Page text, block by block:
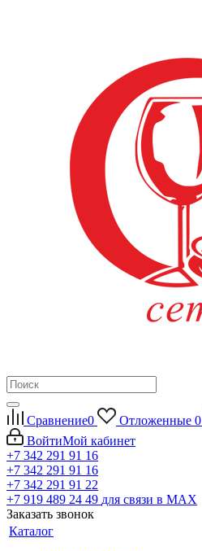
Сравнение0 Отложенные 0
ВойтиМой кабинет
+7 342 291 91 16
+7 342 291 91 16
+7 342 291 91 22
+7 919 489 24 49 для связи в МАХ
Заказать звонок
Каталог